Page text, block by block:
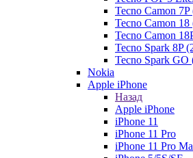
Tecno Camon 7P
Tecno Camon 18
Tecno Camon
Tecno Spark 8P
Tecno Spark GO
Nokia
Apple iPhone
Назад
Apple iPhone
iPhone 11
iPhone 11 Pro
iPhone 11 Pro